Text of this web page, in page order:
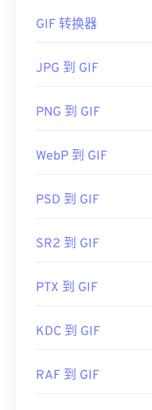
且免费。可以在
PhotoFiltre Studio
不错的选择。
如何打开 GIF
其他图像格式具有
这使得它比Adob​​e
GIF 几乎可以在所有
请使用Adob​​e
Photoshop Elements
件打开 GIF。在
开发者：
有用的链接：
GIF 转换器
JPG 到 GIF
PNG 到 GIF
WebP 到 GIF
PSD 到 GIF
SR2 到 GIF
PTX 到 GIF
KDC 到 GIF
RAF 到 GIF